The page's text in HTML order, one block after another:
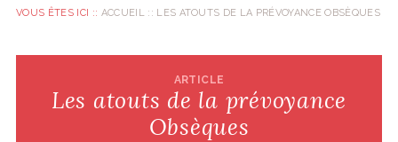
VOUS ÊTES ICI :: ACCUEIL LES ATOUTS DE LA PRÉVOYANCE OBSÈQUES
ARTICLE
Les atouts de la prévoyance
Obsèques